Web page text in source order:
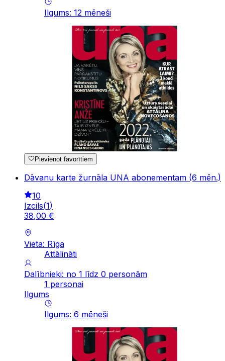
Ilgums: 12 mēneši
Pievienot favorītiem
Dāvanu karte žurnāla UNA abonementam (6 mēn.)
10
Izcils(1)
38,00 €
Vieta: Rīga
Attālināti
Dalībnieki: no 1 līdz 0 personām
1 personai
Ilgums
Ilgums: 6 mēneši